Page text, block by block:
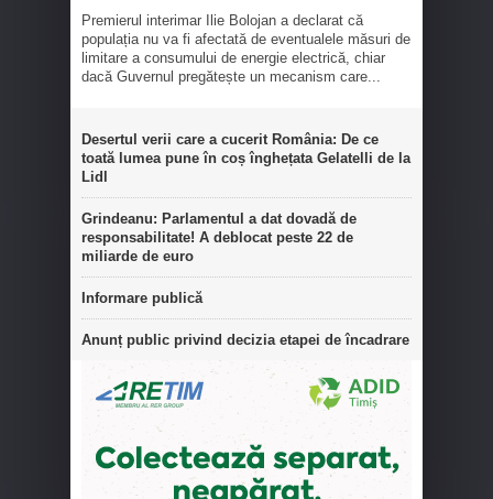
Premierul interimar Ilie Bolojan a declarat că
populația nu va fi afectată de eventualele măsuri de
limitare a consumului de energie electrică, chiar
dacă Guvernul pregătește un mecanism care...
Desertul verii care a cucerit România: De ce
toată lumea pune în coș înghețata Gelatelli de la
Lidl
Grindeanu: Parlamentul a dat dovadă de
responsabilitate! A deblocat peste 22 de
miliarde de euro
Informare publică
Anunț public privind decizia etapei de încadrare